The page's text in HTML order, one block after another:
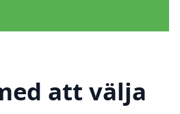
att välja